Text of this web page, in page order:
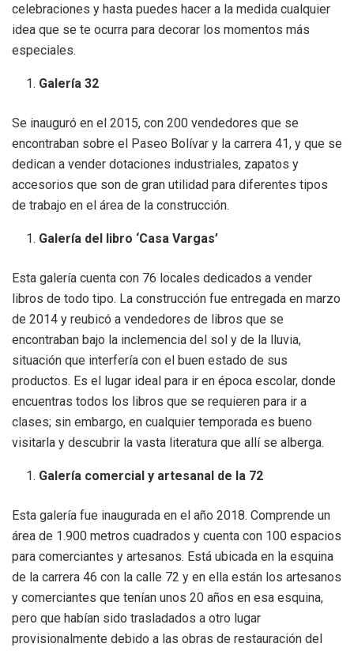
celebraciones y hasta puedes hacer a la medida cualquier
idea que se te ocurra para decorar los momentos más
especiales.
Galería 32
Se inauguró en el 2015, con 200 vendedores que se
encontraban sobre el Paseo Bolívar y la carrera 41, y que se
dedican a vender dotaciones industriales, zapatos y
accesorios que son de gran utilidad para diferentes tipos
de trabajo en el área de la construcción.
Galería del libro ‘Casa Vargas’
Esta galería cuenta con 76 locales dedicados a vender
libros de todo tipo. La construcción fue entregada en marzo
de 2014 y reubicó a vendedores de libros que se
encontraban bajo la inclemencia del sol y de la lluvia,
situación que interfería con el buen estado de sus
productos. Es el lugar ideal para ir en época escolar, donde
encuentras todos los libros que se requieren para ir a
clases; sin embargo, en cualquier temporada es bueno
visitarla y descubrir la vasta literatura que allí se alberga.
Galería comercial y artesanal de la 72
Esta galería fue inaugurada en el año 2018. Comprende un
área de 1.900 metros cuadrados y cuenta con 100 espacios
para comerciantes y artesanos. Está ubicada en la esquina
de la carrera 46 con la calle 72 y en ella están los artesanos
y comerciantes que tenían unos 20 años en esa esquina,
pero que habían sido trasladados a otro lugar
provisionalmente debido a las obras de restauración del